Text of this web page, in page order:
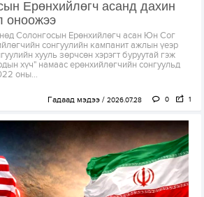
Ерөнхийлөгч асанд дахин
оноожээ
Солонгосын Ерөнхийлөгч асан Юн Сог
сонгуулийн кампанит ажлын үеэр
хууль зөрчсөн хэрэгт буруутай гэж
хүч" намаас ерөнхийлөгчийн сонгуульд
оны...
Гадаад мэдээ 2026.07.28 0 1